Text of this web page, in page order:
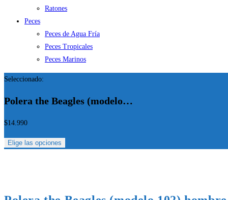
Ratones
Peces
Peces de Agua Fría
Peces Tropicales
Peces Marinos
Seleccionado:
Polera the Beagles (modelo…
$14.990
Elige las opciones